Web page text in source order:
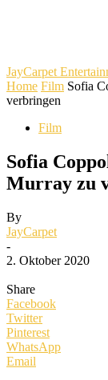
JayCarpet
Home Film Sofia
verbringen
Film
Sofia
Murray zu
By
JayCarpet
-
2. Oktober 2020
Share
Facebook
Twitter
Pinterest
WhatsApp
Email